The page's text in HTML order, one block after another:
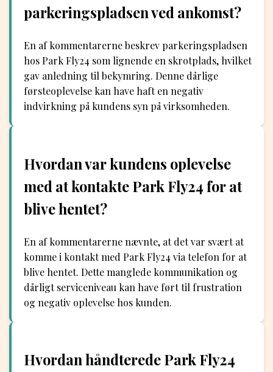
parkeringspladsen ved ankomst?
En af kommentarerne beskrev parkeringspladsen
hos Park Fly24 som lignende en skrotplads, hvilket
gav anledning til bekymring. Denne dårlige
førsteoplevelse kan have haft en negativ
indvirkning på kundens syn på virksomheden.
Hvordan var kundens oplevelse
med at kontakte Park Fly24 for at
blive hentet?
En af kommentarerne nævnte, at det var svært at
komme i kontakt med Park Fly24 via telefon for at
blive hentet. Dette manglede kommunikation og
dårligt serviceniveau kan have ført til frustration
og negativ oplevelse hos kunden.
Hvordan håndterede Park Fly24